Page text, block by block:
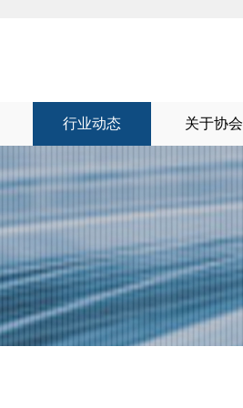
行业动态 关于协会